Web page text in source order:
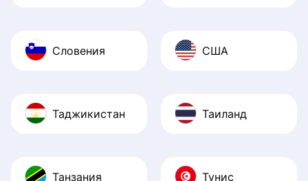
Словения США
Таджикистан Таиланд
Танзания Тунис